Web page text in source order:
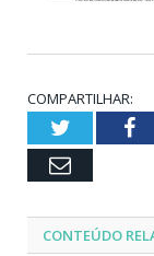
COMPARTILHAR:
Twitter
Email
CONTEÚDO